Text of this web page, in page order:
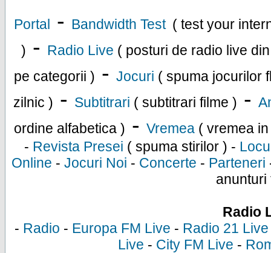
Portal - Bandwidth Test ( test your
) - Radio Live ( posturi de radio live
pe categorii ) - Jocuri ( spuma jocurilor
zilnic ) - Subtitrari ( subtitrari filme ) -
ordine alfabetica ) - Vremea ( vremea
- Revista Presei ( spuma stirilor ) -
Online - Jocuri Noi - Concerte - Parteneri
anunturi
Radio
- Radio - Europa FM Live - Radio 21 Live
Live - City FM Live -